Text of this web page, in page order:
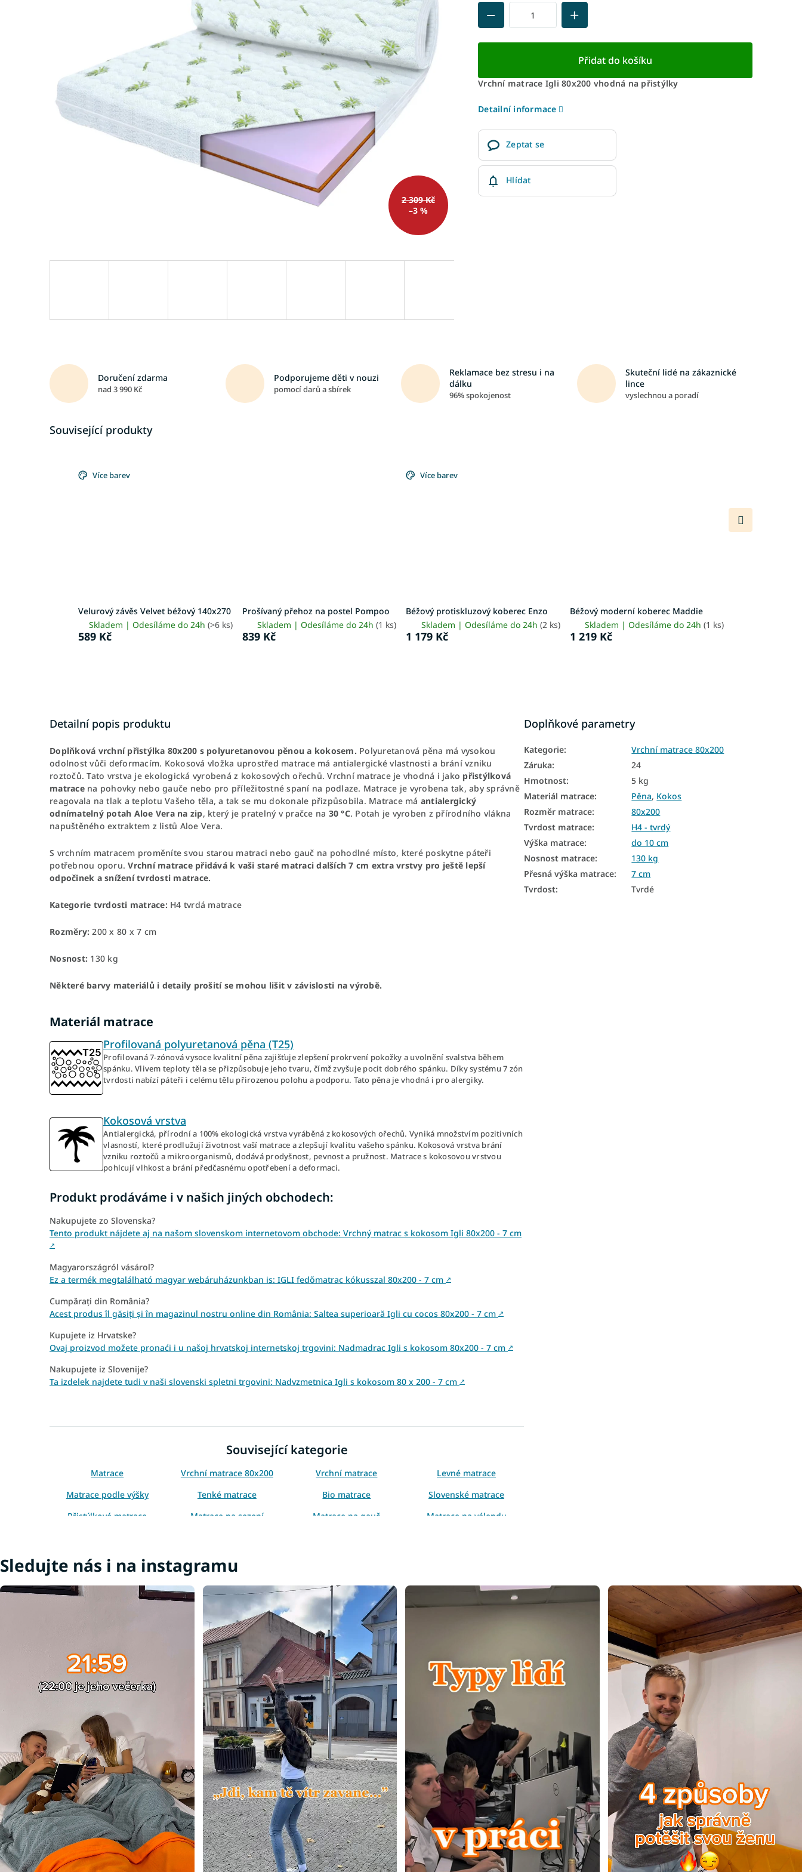
2 309 Kč
–3 %
Přidat do košíku
Vrchní matrace Igli 80x200 vhodná na přistýlky
Detailní informace
Zeptat se
Hlídat
Doručení zdarma
nad 3 990 Kč
Podporujeme děti v nouzi
pomocí darů a sbírek
Reklamace bez stresu i na
dálku
96% spokojenost
Skuteční lidé na zákaznické
lince
vyslechnou a poradí
Související produkty
Více barev
Velurový závěs Velvet béžový 140x270
Skladem | Odesíláme do 24h (>6 ks)
589 Kč
Prošívaný přehoz na postel Pompoo
Skladem | Odesíláme do 24h (1 ks)
839 Kč
Více barev
Béžový protiskluzový koberec Enzo
Skladem | Odesíláme do 24h (2 ks)
1 179 Kč
Béžový moderní koberec Maddie
Skladem | Odesíláme do 24h (1 ks)
1 219 Kč
Další
produkt
Detailní popis produktu
Doplňková vrchní přistýlka 80x200 s polyuretanovou pěnou a kokosem. Polyuretanová pěna má vysokou
odolnost vůči deformacím. Kokosová vložka uprostřed matrace má antialergické vlastnosti a brání vzniku
roztočů. Tato vrstva je ekologická vyrobená z kokosových ořechů. Vrchní matrace je vhodná i jako přistýlková
matrace na pohovky nebo gauče nebo pro příležitostné spaní na podlaze. Matrace je vyrobena tak, aby správně
reagovala na tlak a teplotu Vašeho těla, a tak se mu dokonale přizpůsobila. Matrace má antialergický
odnímatelný potah Aloe Vera na zip, který je pratelný v pračce na 30 °C. Potah je vyroben z přírodního vlákna
napuštěného extraktem z listů Aloe Vera.
S vrchním matracem proměníte svou starou matraci nebo gauč na pohodlné místo, které poskytne páteři
potřebnou oporu.Vrchní matrace přidává k vaši staré matraci dalších 7 cm extra vrstvy pro ještě lepší
odpočinek a snížení tvrdosti matrace.
Kategorie tvrdosti matrace:H4 tvrdá matrace
Rozměry: 200 x 80 x 7 cm
Nosnost: 130 kg
Některé barvy materiálů i detaily prošití se mohou lišit v závislosti na výrobě.
Materiál matrace
Profilovaná polyuretanová pěna (T25)
Profilovaná 7-zónová vysoce kvalitní pěna zajišťuje zlepšení prokrvení pokožky a uvolnění svalstva během
spánku. Vlivem teploty těla se přizpůsobuje jeho tvaru, čímž zvyšuje pocit dobrého spánku. Díky systému 7 zón
tvrdosti nabízí páteři i celému tělu přirozenou polohu a podporu. Tato pěna je vhodná i pro alergiky.
Kokosová vrstva
Antialergická, přírodní a 100% ekologická vrstva vyráběná z kokosových ořechů. Vyniká množstvím pozitivních
vlasností, které prodlužují životnost vaší matrace a zlepšují kvalitu vašeho spánku. Kokosová vrstva brání
vzniku roztočů a mikroorganismů, dodává prodyšnost, pevnost a pružnost. Matrace s kokosovou vrstvou
pohlcují vlhkost a brání předčasnému opotřebení a deformaci.
Produkt prodáváme i v našich jiných obchodech:
Nakupujete zo Slovenska?
Tento produkt nájdete aj na našom slovenskom internetovom obchode: Vrchný matrac s kokosom Igli 80x200 - 7 cm
↗
Magyarországról vásárol?
Ez a termék megtalálható magyar webáruházunkban is: IGLI fedőmatrac kókusszal 80x200 - 7 cm ↗
Cumpărați din România?
Acest produs îl găsiți și în magazinul nostru online din România: Saltea superioară Igli cu cocos 80x200 - 7 cm ↗
Kupujete iz Hrvatske?
Ovaj proizvod možete pronaći i u našoj hrvatskoj internetskoj trgovini: Nadmadrac Igli s kokosom 80x200 - 7 cm ↗
Nakupujete iz Slovenije?
Ta izdelek najdete tudi v naši slovenski spletni trgovini: Nadvzmetnica Igli s kokosom 80 x 200 - 7 cm ↗
Související kategorie
Matrace Vrchní matrace 80x200 Vrchní matrace
Levné matrace
Matrace podle výšky
Tenké matrace Bio matrace
Slovenské matrace
Přistýlkové matrace
Matrace na sezení Matrace na gauč
Matrace na válendu
Levné matrace 80x200 Tenké matrace 80x200
Doplňkové parametry
Kategorie:
Vrchní matrace 80x200
Záruka:
24
Hmotnost:
5 kg
Materiál matrace: Pěna, Kokos
Rozměr matrace:
80x200
Tvrdost matrace:
H4 - tvrdý
Výška matrace:
do 10 cm
Nosnost matrace:
130 kg
Přesná výška matrace:
7 cm
Tvrdost: Tvrdé
Sledujte nás i na instagramu